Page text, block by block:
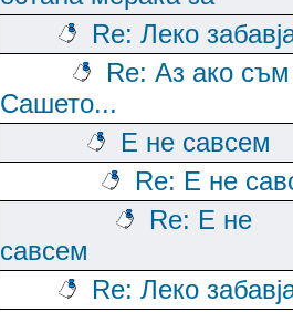
Re: Леко
Re: Аз ако
Сашето...
Е не савсем
Re: Е не
Re: Е не
савсем
Re: Леко